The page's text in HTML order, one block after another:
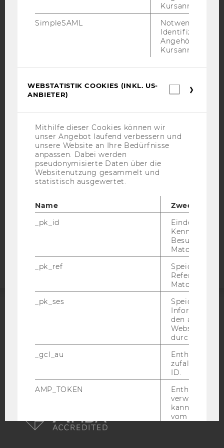
Facebook Blog
IMPRESSUM
BARRIEREFREIHEITSERKLÄRUNG WEBSEITE
DATENSCHUTZERKLÄRUNG
DATENSCHUTZERKLÄRUNG SOCIAL MEDIA
DATENSCHUTZERKLÄRUNG
STUDIENBEWERBER*INNEN UND STUDIERENDE
Barrierefreiheitserklärung
AMBA
Kursanmeldung.
SimpleSAML
Notwendig zur
Identifizierung
Angehörige/r für
Kursanmeldung.
WEBSTATISTIK COOKIES (INKL. US-
ANBIETER)
Mithilfe dieser Cookies können wir
unser Angebot laufend verbessern und
unsere Website an Ihre Bedürfnisse
anpassen. Dabei werden
pseudonymisierte Daten über die
Websitenutzung gesammelt und
statistisch ausgewertet.
Name
Zweck
_pk_id
Eindeutige
Besuchers
Matomo.
_pk_ref
Speicherung
Referrers
Matomo.
_pk_ses
Speicherung
den aktuellen
durch
_gcl_au
Enthält eine
ID.
AMP_TOKEN
Enthält ein
verwendet
kann, um
vom AMP-